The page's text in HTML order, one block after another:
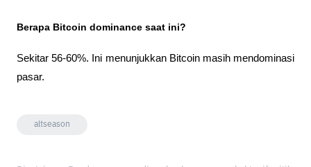
Berapa Bitcoin dominance saat ini?
Sekitar 56-60%. Ini menunjukkan Bitcoin masih mendominasi
pasar.
altseason